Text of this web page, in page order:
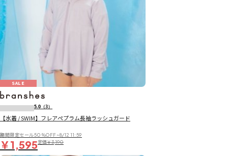
SALE
5.0 （3）
【水着 / SWIM】フレアペプラム長袖ラッシュガード
期間限定セール50％OFF~8/12 11:59
￥1,595定価￥3,190